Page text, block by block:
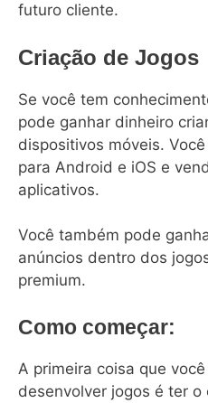
futuro cliente.
Criação de Jogos
Se você tem
pode ganhar dinheiro
dispositivos móveis.
para Android e iOS e
aplicativos.
Você também pode
anúncios dentro dos
premium.
Como começar:
A primeira coisa que
desenvolver jogos é ter o